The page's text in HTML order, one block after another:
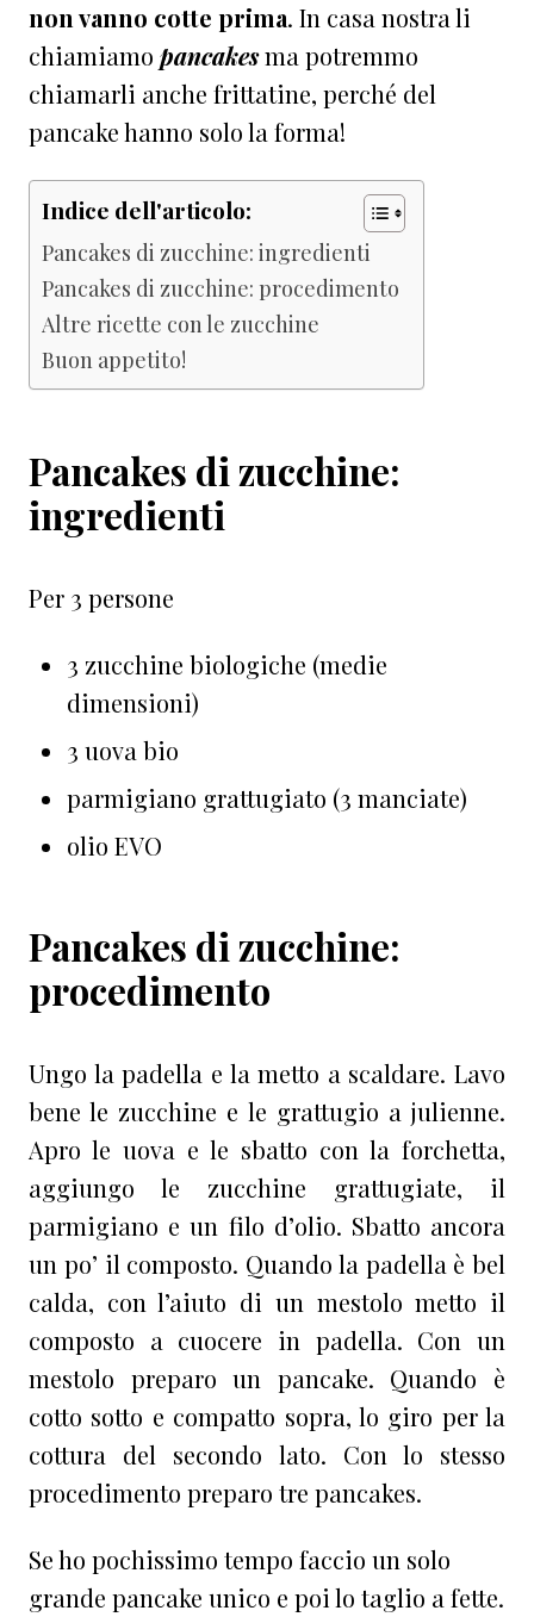
non vanno cotte prima. In casa nostra li
chiamiamo pancakesma potremmo
chiamarli anche frittatine, perché del
pancake hanno solo la forma!
Indice dell'articolo:
Pancakes di zucchine: ingredienti
Pancakes di zucchine: procedimento
Altre ricette con le zucchine
Buon appetito!
Pancakes di zucchine:
ingredienti
Per 3 persone
3 zucchine biologiche (medie
dimensioni)
3 uova bio
parmigiano grattugiato (3 manciate)
olio EVO
Pancakes di zucchine:
procedimento
Ungo la padella e la metto a scaldare. Lavo
bene le zucchine e le grattugio a julienne.
Apro le uova e le sbatto con la forchetta,
aggiungo le zucchine grattugiate, il
parmigiano e un filo d’olio. Sbatto ancora
un po’ il composto. Quando la padella è bel
calda, con l’aiuto di un mestolo metto il
composto a cuocere in padella. Con un
mestolo preparo un pancake. Quando è
cotto sotto e compatto sopra, lo giro per la
cottura del secondo lato. Con lo stesso
procedimento preparo tre pancakes.
Se ho pochissimo tempo faccio un solo
grande pancake unico e poi lo taglio a fette.